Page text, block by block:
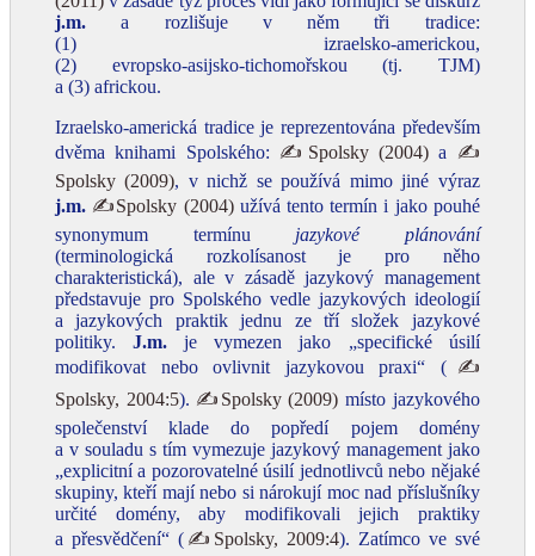
j.m. a rozlišuje v něm tři tradice:
(1) izraelsko‑americkou,
(2) evropsko‑asijsko‑tichomořskou (tj. TJM)
a (3) africkou.
Izraelsko‑americká tradice je reprezentována především
dvěma knihami Spolského: ✍Spolsky (2004)a ✍
Spolsky (2009), v nichž se používá mimo jiné výraz
j.m. ✍Spolsky (2004)užívá tento termín i jako pouhé
synonymum termínu jazykové plánování
(terminologická rozkolísanost je pro něho
charakteristická), ale v zásadě jazykový management
představuje pro Spolského vedle jazykových ideologií
a jazykových praktik jednu ze tří složek jazykové
politiky.J.m. je vymezen jako „specifické úsilí
modifikovat nebo ovlivnit jazykovou praxi“ ( ✍
Spolsky, 2004:5). ✍Spolsky (2009) místo jazykového
společenství klade do popředí pojem domény
a v souladu s tím vymezuje jazykový management jako
„explicitní a pozorovatelné úsilí jednotlivců nebo nějaké
skupiny, kteří mají nebo si nárokují moc nad příslušníky
určité domény, aby modifikovali jejich praktiky
a přesvědčení“ (✍Spolsky, 2009:4). Zatímco ve své